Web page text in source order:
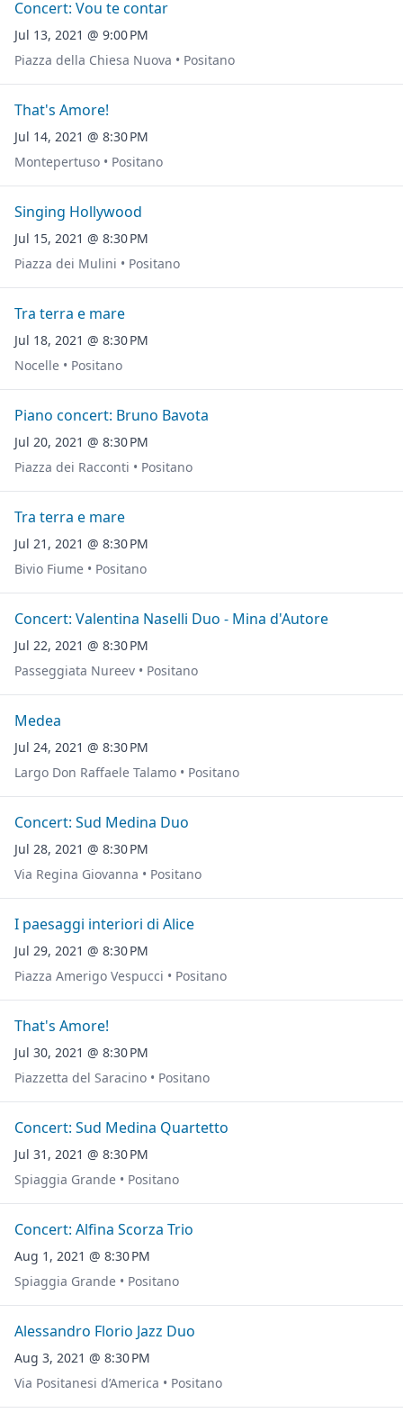
Concert: Vou te contar
Jul 13, 2021 @ 9:00 PM
Piazza della Chiesa Nuova • Positano
That's Amore!
Jul 14, 2021 @ 8:30 PM
Montepertuso • Positano
Singing Hollywood
Jul 15, 2021 @ 8:30 PM
Piazza dei Mulini • Positano
Tra terra e mare
Jul 18, 2021 @ 8:30 PM
Nocelle • Positano
Piano concert: Bruno Bavota
Jul 20, 2021 @ 8:30 PM
Piazza dei Racconti • Positano
Tra terra e mare
Jul 21, 2021 @ 8:30 PM
Bivio Fiume • Positano
Concert: Valentina Naselli Duo - Mina d'Autore
Jul 22, 2021 @ 8:30 PM
Passeggiata Nureev • Positano
Medea
Jul 24, 2021 @ 8:30 PM
Largo Don Raffaele Talamo • Positano
Concert: Sud Medina Duo
Jul 28, 2021 @ 8:30 PM
Via Regina Giovanna • Positano
I paesaggi interiori di Alice
Jul 29, 2021 @ 8:30 PM
Piazza Amerigo Vespucci • Positano
That's Amore!
Jul 30, 2021 @ 8:30 PM
Piazzetta del Saracino • Positano
Concert: Sud Medina Quartetto
Jul 31, 2021 @ 8:30 PM
Spiaggia Grande • Positano
Concert: Alfina Scorza Trio
Aug 1, 2021 @ 8:30 PM
Spiaggia Grande • Positano
Alessandro Florio Jazz Duo
Aug 3, 2021 @ 8:30 PM
Via Positanesi d’America • Positano